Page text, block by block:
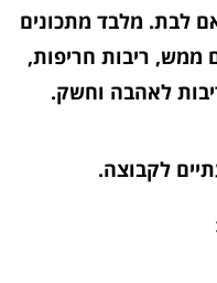
לבת. מלבד מתכונים
ממש, ריבות חריפות,
לאהבה וחשק.
לקבוצה.